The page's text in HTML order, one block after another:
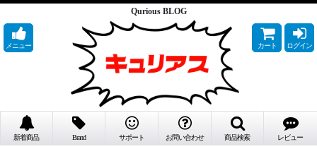
Qurious BLOG
メニュー カート ログイン
新着商品 Brand サポート お問い合わせ 商品検索 レビュー